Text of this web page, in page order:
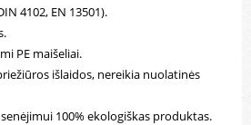
4102, EN 13501).
PE maišeliai.
išlaidos, nereikia nuolatinės
100% ekologiškas produktas.